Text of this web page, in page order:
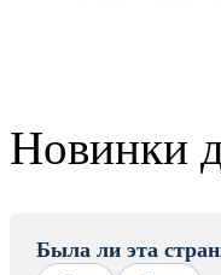
Новинки
Была ли эта